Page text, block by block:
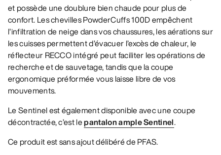
et possède une doublure bien chaude pour plus de
confort. Les chevilles PowderCuffs 100D empêchent
l’infiltration de neige dans vos chaussures, les aérations sur
les cuisses permettent d’évacuer l’excès de chaleur, le
réflecteur RECCO intégré peut faciliter les opérations de
recherche et de sauvetage, tandis que la coupe
ergonomique préformée vous laisse libre de vos
mouvements.
Le Sentinel est également disponible avec une coupe
décontractée, c’est lepantalon ample Sentinel.
Ce produit est sans ajout délibéré de PFAS.